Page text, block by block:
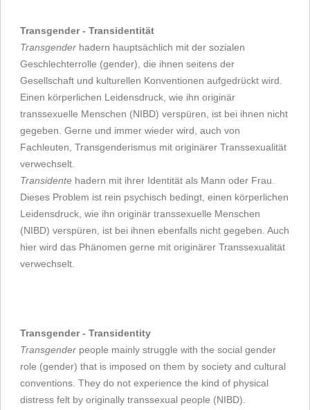
Transgender - Transidentität
Transgender hadern hauptsächlich mit der sozialen
Geschlechterrolle (gender), die ihnen seitens der
Gesellschaft und kulturellen Konventionen aufgedrückt wird.
Einen körperlichen Leidensdruck, wie ihn originär
transsexuelle Menschen (NIBD) verspüren, ist bei ihnen nicht
gegeben. Gerne und immer wieder wird, auch von
Fachleuten, Transgenderismus mit originärer Transsexualität
verwechselt.
Transidente hadern mit ihrer Identität als Mann oder Frau.
Dieses Problem ist rein psychisch bedingt, einen körperlichen
Leidensdruck, wie ihn originär transsexuelle Menschen
(NIBD) verspüren, ist bei ihnen ebenfalls nicht gegeben. Auch
hier wird das Phänomen gerne mit originärer Transsexualität
verwechselt.
Transgender - Transidentity
Transgender people mainly struggle with the social gender
role (gender) that is imposed on them by society and cultural
conventions. They do not experience the kind of physical
distress felt by originally transsexual people (NIBD).